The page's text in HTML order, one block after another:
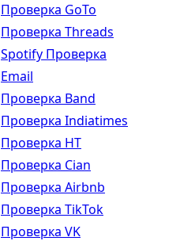
Проверка GoTo
Проверка Threads
Spotify Проверка
Email
Проверка Band
Проверка Indiatimes
Проверка HT
Проверка Cian
Проверка Airbnb
Проверка TikTok
Проверка VK